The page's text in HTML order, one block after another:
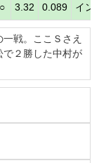
○ 3.32 0.089 イン
戦。ここＳさえ
で２勝した中村が